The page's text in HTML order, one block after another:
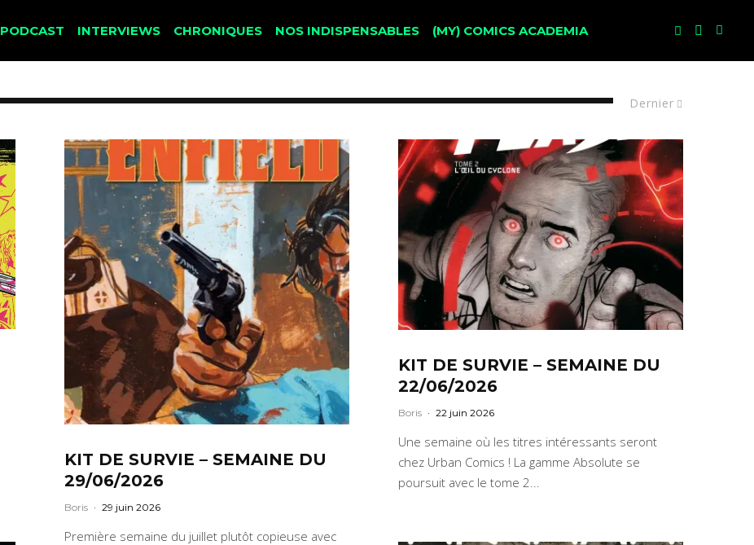
PODCAST INTERVIEWS CHRONIQUES NOS INDISPENSABLES (MY) COMICS ACADEMIA
Dernier
KIT DE SURVIE – SEMAINE DU
29/06/2026
Boris · 29 juin 2026
Première semaine du juillet plutôt copieuse avec
KIT DE SURVIE – SEMAINE DU
22/06/2026
Boris · 22 juin 2026
Une semaine où les titres intéressants seront
chez Urban Comics ! La gamme Absolute se
poursuit avec le tome 2...